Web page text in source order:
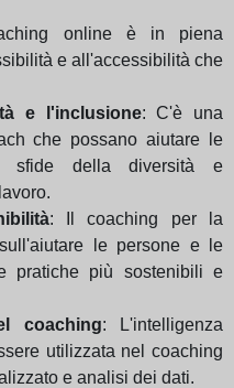
online è in piena
e all'accessibilità che
e l'inclusione: C'è una
che possano aiutare le
sfide della diversità e
: Il coaching per la
le persone e le
pratiche più sostenibili e
coaching: L'intelligenza
utilizzata nel coaching
e analisi dei dati.